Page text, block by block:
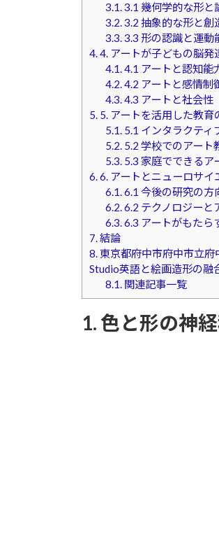
3.1.3.1 幾何学的な形と
3.2.3.2 抽象的な形と創
3.3.3.3 形の認識と運動
4.4. アートが子どもの脳
4.1.4.1 アートと認知能
4.2.4.2 アートと感情制
4.3.4.3 アートと社会性
5. 5. アートを活用した教育
5.1.5.1 インタラクティ
5.2.5.2 学校でのアート
5.3.5.3 家庭でできるア
6.6. アートとニューロサイ
6.1.6.1 今後の研究の方
6.2.6.2 テクノロジーと
6.3.6.3 アートがもたら
7.結論
8.東京都府中市府中市立
Studio英語と絵画造形の融
8.1.関連記事一覧
1. 色と形の神